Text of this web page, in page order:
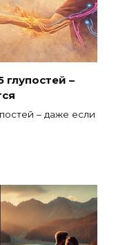
глупостей –
– даже если